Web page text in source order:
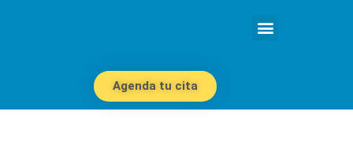
Agenda tu cita